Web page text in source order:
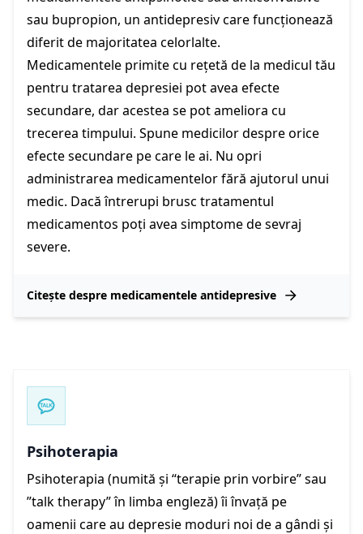
sau bupropion, un antidepresiv care funcționează
diferit de majoritatea celorlalte.
Medicamentele primite cu rețetă de la medicul tău
pentru tratarea depresiei pot avea efecte
secundare, dar acestea se pot ameliora cu
trecerea timpului. Spune medicilor despre orice
efecte secundare pe care le ai. Nu opri
administrarea medicamentelor fără ajutorul unui
medic. Dacă întrerupi brusc tratamentul
medicamentos poți avea simptome de sevraj
severe.
Citește despre medicamentele antidepresive
Psihoterapia
Psihoterapia (numită și “terapie prin vorbire” sau
”talk therapy” în limba engleză) îi învață pe
oamenii care au depresie moduri noi de a gândi și